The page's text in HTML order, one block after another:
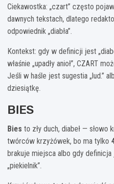
Ciekawostka: „czart” często
dawnych tekstach, dlatego
odpowiednik „diabła”.
Kontekst: gdy w definicji jest
właśnie „upadły anioł”, CZART
Jeśli w haśle jest sugestia „lud.”
dziesiątkę.
BIES
Bies to zły duch, diabeł — słowo
twórców krzyżówek, bo ma tylko
brakuje miejsca albo gdy definicja
„piekielnik”.